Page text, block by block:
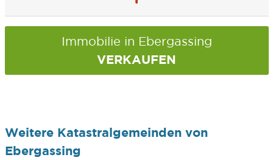
Immobilie in Ebergassing
VERKAUFEN
Weitere Katastralgemeinden von
Ebergassing